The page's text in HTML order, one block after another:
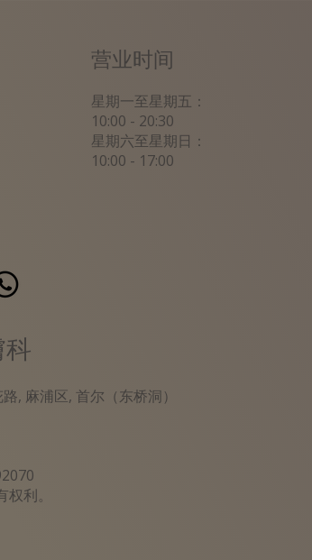
科
, 麻浦区, 首尔（东桥洞）
利。
营业时间
星期一至星期五：
10:00 - 20:30
星期六至星期日：
10:00 - 17:00